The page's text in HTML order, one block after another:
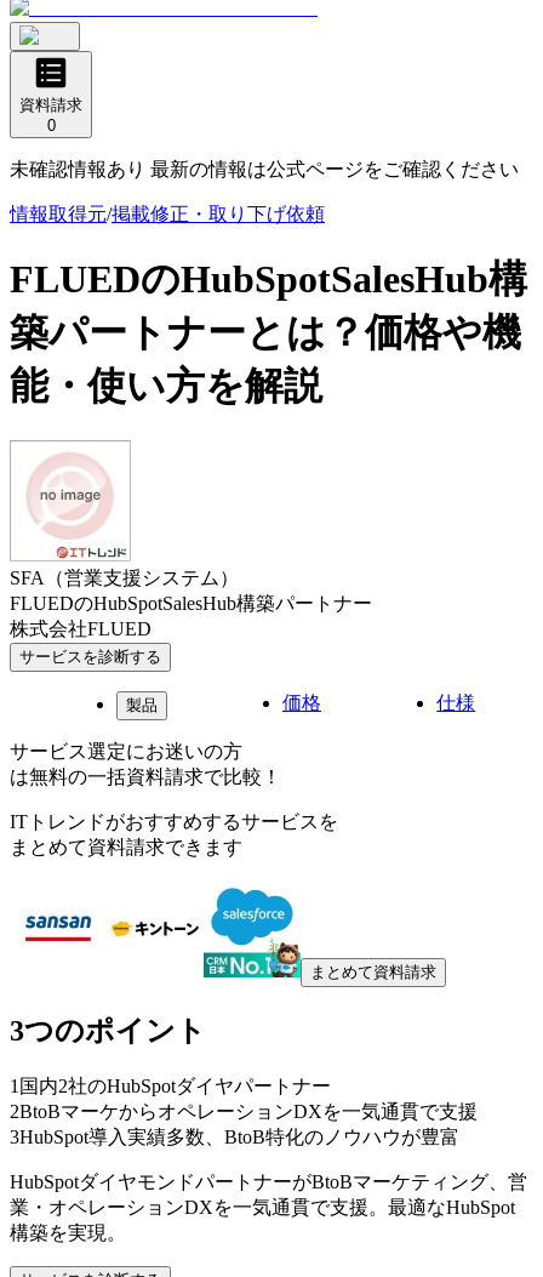
資料請求
0
未確認情報あり 最新の情報は公式ページをご確認ください
情報取得元/掲載修正・取り下げ依頼
FLUEDのHubSpotSalesHub構
築パートナーとは？価格や機
能・使い方を解説
SFA（営業支援システム）
FLUEDのHubSpotSalesHub構築パートナー
株式会社FLUED
サービスを診断する
製品 価格 仕様
サービス選定にお迷いの方
は無料の一括資料請求で比較！
ITトレンドがおすすめするサービスを
まとめて資料請求できます
まとめて資料請求
3つのポイント
1 国内2社のHubSpotダイヤパートナー
2BtoBマーケからオペレーションDXを一気通貫で支援
3HubSpot導入実績多数、BtoB特化のノウハウが豊富
HubSpotダイヤモンドパートナーがBtoBマーケティング、営
業・オペレーションDXを一気通貫で支援。最適なHubSpot
構築を実現。